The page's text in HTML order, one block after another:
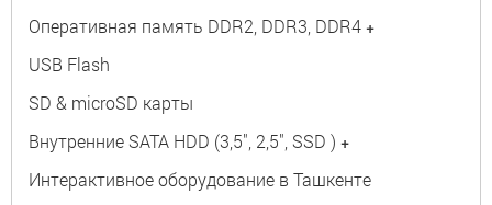
Оперативная память DDR2, DDR3, DDR4 +
USB Flash
SD & microSD карты
Внутренние SATA HDD (3,5", 2,5", SSD ) +
Интерактивное оборудование в Ташкенте